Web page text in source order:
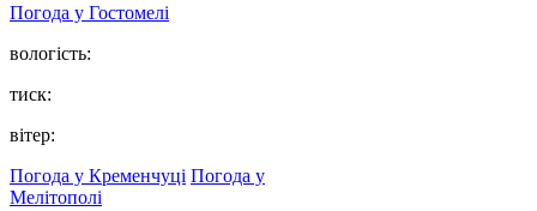
Погода у Гостомелі
вологість:
тиск:
вітер:
Погода у Кременчуці Погода у
Мелітополі